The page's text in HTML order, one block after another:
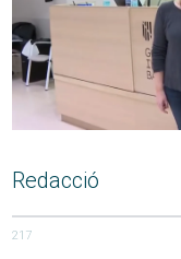
Redacció
217